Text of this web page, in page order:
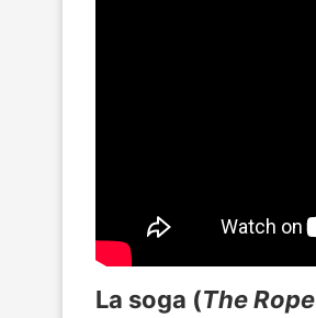
La soga (The Rope